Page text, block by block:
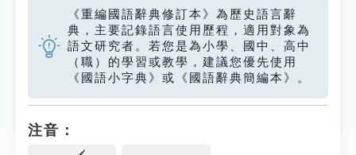
《重編國語辭典修訂本》為歷史語言辭
典，主要記錄語言使用歷程，適用對象為
語文研究者。若您是為小學、國中、高中
（職）的學習或教學，建議您優先使用
《國語小字典》或《國語辭典簡編本》。
注音：